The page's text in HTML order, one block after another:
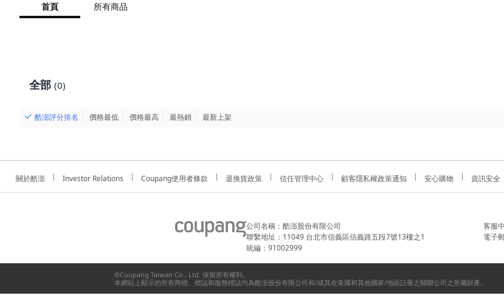
首頁 所有商品
全部 (0)
酷澎評分排名 價格最低 價格最高 最熱銷 最新上架
關於酷澎 Investor Relations Coupang使用者條款 退換貨政策 信任管理中心 顧客隱私權政策通知 安心購物 資訊安全
公司名稱：酷澎股份有限公司
聯繫地址：11049 台北市信義區信義路五段7號13樓之1
統編：91002999
客服
電子
©Coupang Taiwan Co., Ltd. 保留所有權利。
本網站上顯示的所有商標、標誌和服務標誌均為酷澎股份有限公司和/或其在美國和其他國家/地區註冊之關聯公司之所屬財產。